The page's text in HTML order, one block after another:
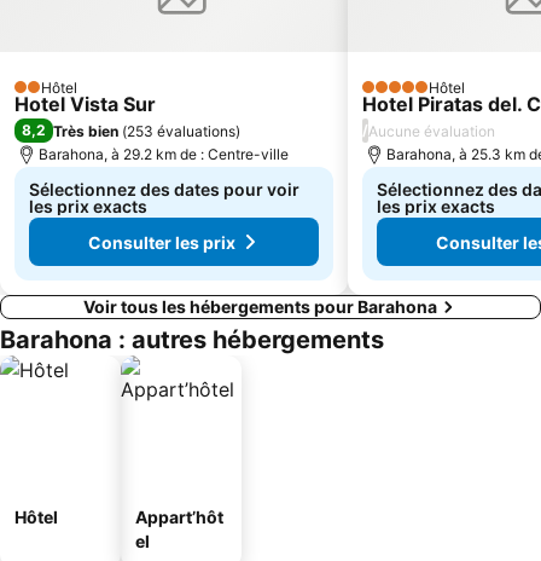
2 Étoiles
Hôtel
Hotel Vista Sur
8,2 Très bien (253 évaluations)
Barahona, à 29.2 km de : Centre-ville
Sélectionnez des dates pour voir
les prix exacts
Consulter les prix
5 ÉtoilesHôtel
Hotel Piratas del.
/Aucune évaluation
Barahona, à 25.3 km
Sélectionnez des
les prix exacts
Consulter
Voir tous les hébergements pour Barahona
Barahona : autres hébergements
Hôtel
Appart’hôt
el